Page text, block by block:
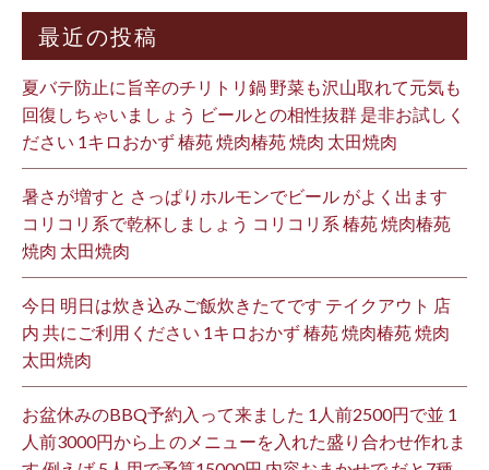
最近の投稿
夏バテ防止に旨辛のチリトリ鍋 野菜も沢山取れて元気も
回復しちゃいましょう ビールとの相性抜群 是非お試しく
ださい 1キロおかず 椿苑 焼肉椿苑 焼肉 太田焼肉
暑さが増すと さっぱりホルモンでビール がよく出ます
コリコリ系で乾杯しましょう コリコリ系 椿苑 焼肉椿苑
焼肉 太田焼肉
今日 明日は炊き込みご飯炊きたてです テイクアウト 店
内 共にご利用ください 1キロおかず 椿苑 焼肉椿苑 焼肉
太田焼肉
お盆休みのBBQ予約入って来ました 1人前2500円で並 1
人前3000円から上 のメニューを入れた盛り合わせ作れま